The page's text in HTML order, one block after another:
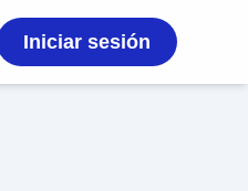
Iniciar sesión